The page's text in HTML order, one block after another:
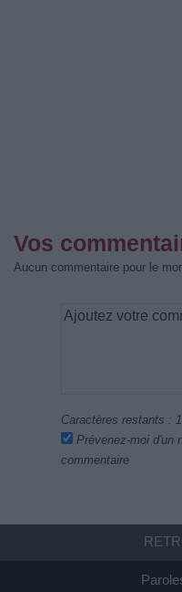
Vos
Aucun commentaire pour le
Caractères restants :
Prévenez-moi d'un
commentaire